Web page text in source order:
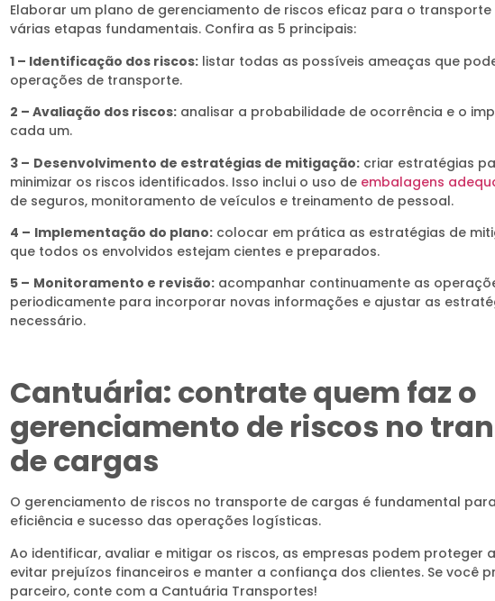
Elaborar um plano de gerenciamento de riscos eficaz para o
várias etapas fundamentais. Confira as 5 principais:
1 – Identificação dos riscos: listar todas as possíveis ameaças que
operações de transporte.
2 – Avaliação dos riscos: analisar a probabilidade de ocorrência e o
cada um.
3 – Desenvolvimento de estratégias de mitigação: criar estratégias
minimizar os riscos identificados. Isso inclui o uso de embalagens
de seguros, monitoramento de veículos e treinamento de pessoal.
4 – Implementação do plano: colocar em prática as estratégias de
que todos os envolvidos estejam cientes e preparados.
5 – Monitoramento e revisão: acompanhar continuamente as
periodicamente para incorporar novas informações e ajustar as
necessário.
Cantuária: contrate quem faz o
gerenciamento de riscos no
de cargas
O gerenciamento de riscos no transporte de cargas é fundamental
eficiência e sucesso das operações logísticas.
Ao identificar, avaliar e mitigar os riscos, as empresas podem proteger
evitar prejuízos financeiros e manter a confiança dos clientes. Se você
parceiro, conte com a Cantuária Transportes!